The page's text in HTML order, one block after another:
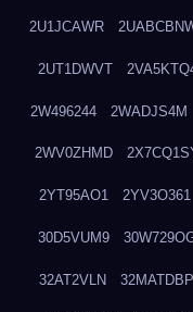
2U1JCAWR
2UT1DWVT
2W496244 2WADJS4M
2WV0ZHMD
2YT95AO1 2YV3O361
30D5VUM9
32AT2VLN 32MATDBP